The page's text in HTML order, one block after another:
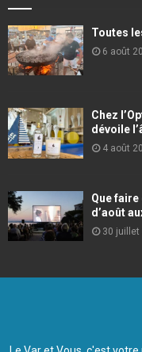
Toutes
6 août
Chez
dévoile
4 août
Que
d’août
30 juillet